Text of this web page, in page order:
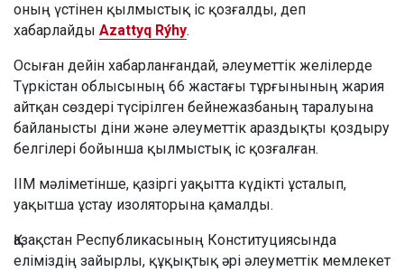
оның үстінен қылмыстық іс қозғалды, деп
хабарлайды Azattyq Rýhy.
Осыған дейін хабарланғандай, әлеуметтік желілерде
Түркістан облысының 66 жастағы тұрғынының жария
айтқан сөздері түсірілген бейнежазбаның таралуына
байланысты діни және әлеуметтік араздықты қоздыру
белгілері бойынша қылмыстық іс қозғалған.
ІІМ мәліметінше, қазіргі уақытта күдікті ұсталып,
уақытша ұстау изоляторына қамалды.
Қазақстан Республикасының Конституциясында
еліміздің зайырлы, құқықтық әрі әлеуметтік мемлекет